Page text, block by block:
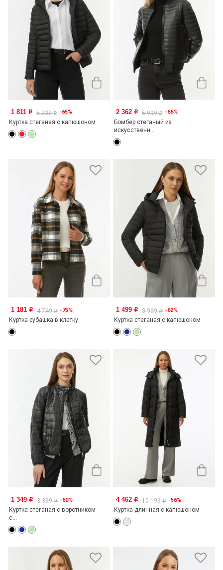
1 811 o 5 232o -65%
Куртка стеганая с капюшоном
2 362 o 6 999o -66%
Бомбер стеганый из
искусственн...
1 181 o 4 749o -75%
Куртка-рубашка в клетку
1 499 o 3 999o -62%
Куртка стеганая с капюшоном
1 349 o 3 399o -60%
Куртка стеганая с воротником-
с...
4 462 o 10 199o -56%
Куртка длинная с капюшоном